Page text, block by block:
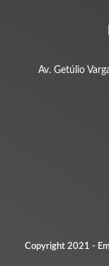
Av. Getúlio
Copyright 2021 -